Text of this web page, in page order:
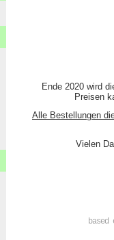
Ende 2020 wird
Preisen
Alle Bestellungen
Vielen